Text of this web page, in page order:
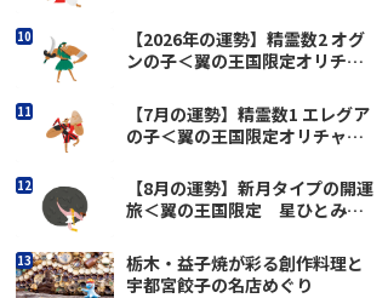
【2026年の運勢】精霊数2 オグ
ンの子＜翼の王国限定オリチャ
【7月の運勢】精霊数1 エレグア
の子＜翼の王国限定オリチャ占
【8月の運勢】新月タイプの開運
旅＜翼の王国限定 星ひとみの
栃木・益子焼が彩る創作料理と
宇都宮餃子の名店めぐり